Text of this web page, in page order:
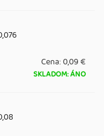
Cena:0,09 €
SKLADOM: ÁNO